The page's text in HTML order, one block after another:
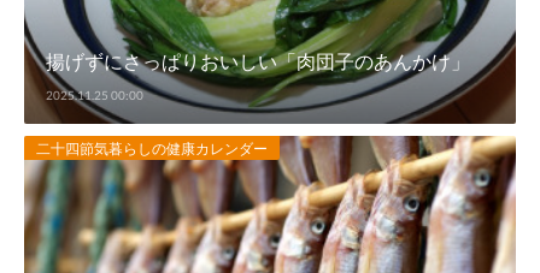
揚げずにさっぱりおいしい「肉団子のあんかけ」
2025.11.25 00:00
二十四節気暮らしの健康カレンダー